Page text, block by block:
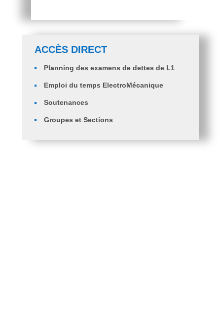
ACCÈS DIRECT
Planning des examens de dettes de L1
Emploi du temps ElectroMécanique
Soutenances
Groupes et Sections